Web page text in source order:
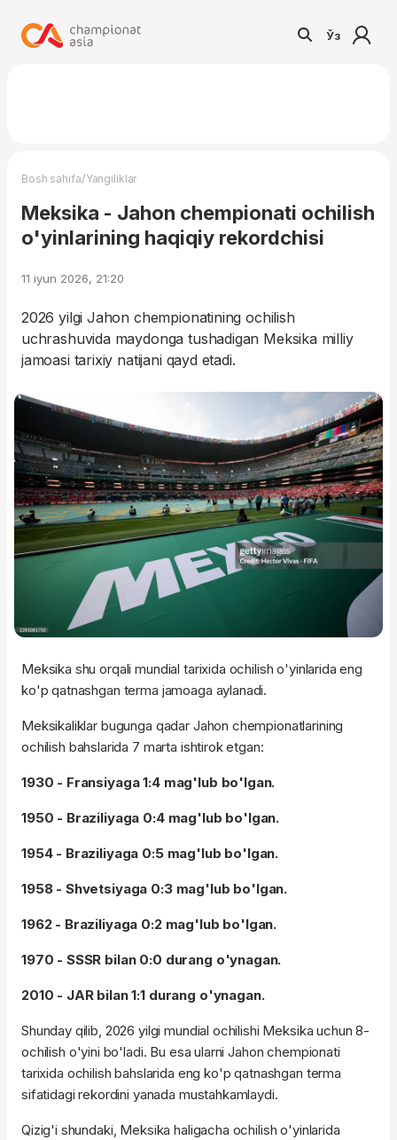
Ўз
Bosh sahifa/Yangiliklar
Meksika - Jahon chempionati ochilish
o'yinlarining haqiqiy rekordchisi
11 iyun 2026, 21:20
2026 yilgi Jahon chempionatining ochilish
uchrashuvida maydonga tushadigan Meksika milliy
jamoasi tarixiy natijani qayd etadi.
Meksika shu orqali mundial tarixida ochilish o'yinlarida eng
ko'p qatnashgan terma jamoaga aylanadi.
Meksikaliklar bugunga qadar Jahon chempionatlarining
ochilish bahslarida 7 marta ishtirok etgan:
1930 - Fransiyaga 1:4 mag'lub bo'lgan.
1950 - Braziliyaga 0:4 mag'lub bo'lgan.
1954 - Braziliyaga 0:5 mag'lub bo'lgan.
1958 - Shvetsiyaga 0:3 mag'lub bo'lgan.
1962 - Braziliyaga 0:2 mag'lub bo'lgan.
1970 - SSSR bilan 0:0 durang o'ynagan.
2010 - JAR bilan 1:1 durang o'ynagan.
Shunday qilib, 2026 yilgi mundial ochilishi Meksika uchun 8-
ochilish o'yini bo'ladi. Bu esa ularni Jahon chempionati
tarixida ochilish bahslarida eng ko'p qatnashgan terma
sifatidagi rekordini yanada mustahkamlaydi.
Qizig'i shundaki, Meksika haligacha ochilish o'yinlarida